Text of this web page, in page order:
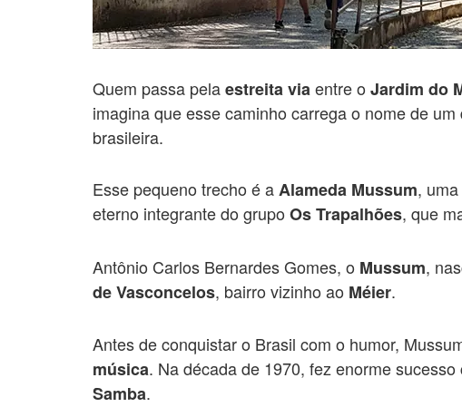
Quem passa pelaestreita viaentre o Jardim do
imagina que esse caminho carrega o nome de um
brasileira.
Esse pequeno trecho é aAlameda Mussum,
eterno integrante do grupo Os Trapalhões, que
Antônio Carlos Bernardes Gomes, o Mussum,
de Vasconcelos, bairro vizinho ao Méier.
Antes de conquistar o Brasil com o humor,
música. Na década de 1970, fez enorme
Samba.